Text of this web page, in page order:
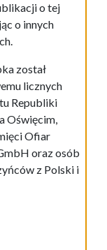
o tej
o innych
został
licznych
Republiki
Oświęcim,
Ofiar
oraz osób
z Polski i